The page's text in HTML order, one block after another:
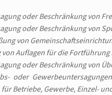
oder Beschränkung von
oder Beschränkung von
von
von Auflagen für die Fortführung
oder Beschränkung von
oder
Betriebe, Gewerbe, Einzel-